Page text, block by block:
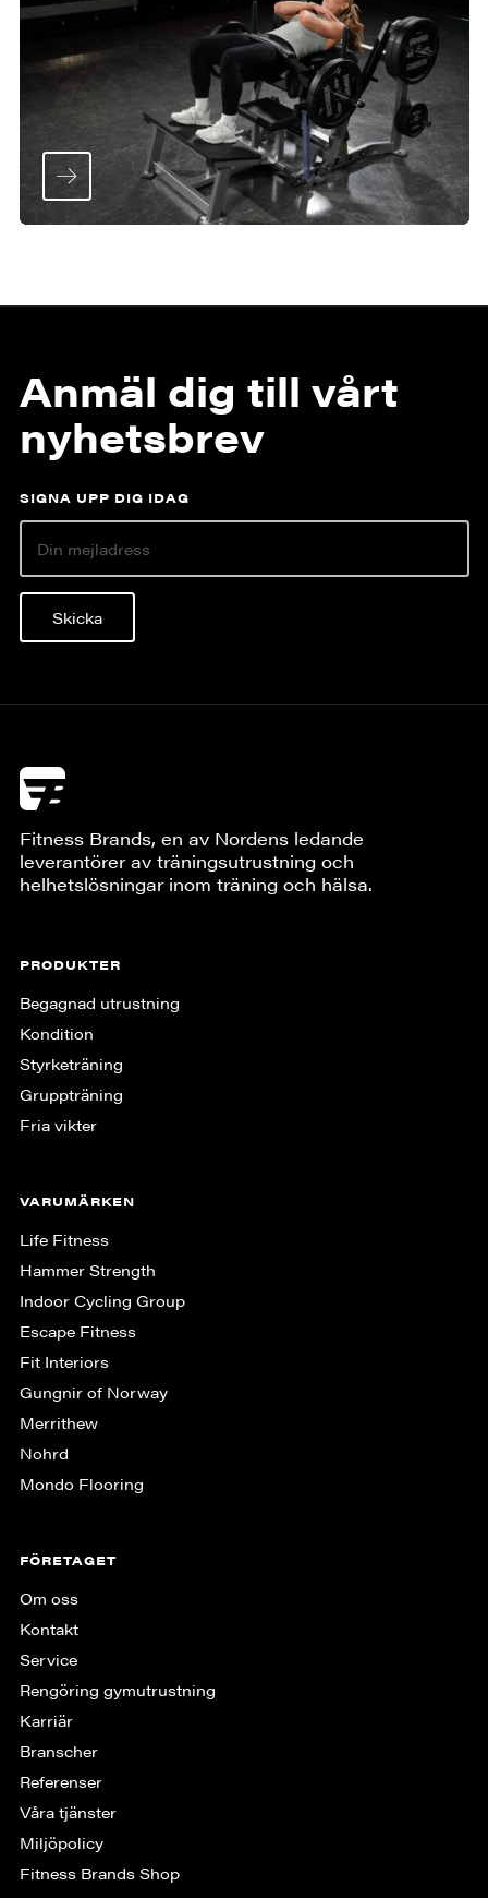
Anmäl dig till vårt
nyhetsbrev
SIGNA UPP DIG IDAG
Skicka
Fitness Brands, en av Nordens ledande
leverantörer av träningsutrustning och
helhetslösningar inom träning och hälsa.
PRODUKTER
Begagnad utrustning
Kondition
Styrketräning
Gruppträning
Fria vikter
VARUMÄRKEN
Life Fitness
Hammer Strength
Indoor Cycling Group
Escape Fitness
Fit Interiors
Gungnir of Norway
Merrithew
Nohrd
Mondo Flooring
FÖRETAGET
Om oss
Kontakt
Service
Rengöring gymutrustning
Karriär
Branscher
Referenser
Våra tjänster
Miljöpolicy
Fitness Brands Shop